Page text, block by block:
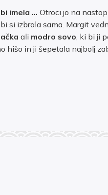
imela … Otroci jo na
si izbrala sama. Margit
ali modro sovo , ki bi ji
hišo in ji šepetala najbolj